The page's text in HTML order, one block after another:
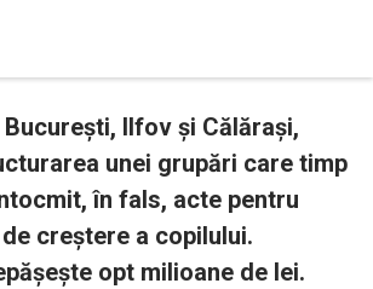
Ilfov și Călărași,
unei grupări care timp
în fals, acte pentru
creștere a copilului.
opt milioane de lei.